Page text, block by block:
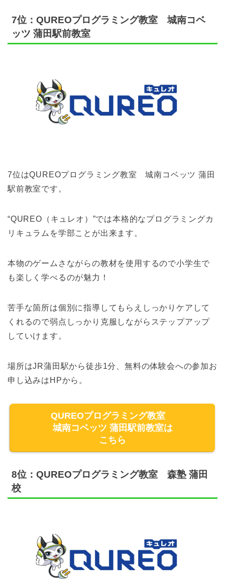
7位：QUREOプログラミング教室 城南コベ
ッツ 蒲田駅前教室
7位はQUREOプログラミング教室 城南コベッツ 蒲田
駅前教室です。
“QUREO（キュレオ）”では本格的なプログラミングカ
リキュラムを学部ことが出来ます。
本物のゲームさながらの教材を使用するので小学生で
も楽しく学べるのが魅力！
苦手な箇所は個別に指導してもらえしっかりケアして
くれるので弱点しっかり克服しながらステップアップ
していけます。
場所はJR蒲田駅から徒歩1分、無料の体験会への参加お
申し込みはHPから。
QUREOプログラミング教室
城南コベッツ 蒲田駅前教室は
こちら
8位：QUREOプログラミング教室 森塾 蒲田
校